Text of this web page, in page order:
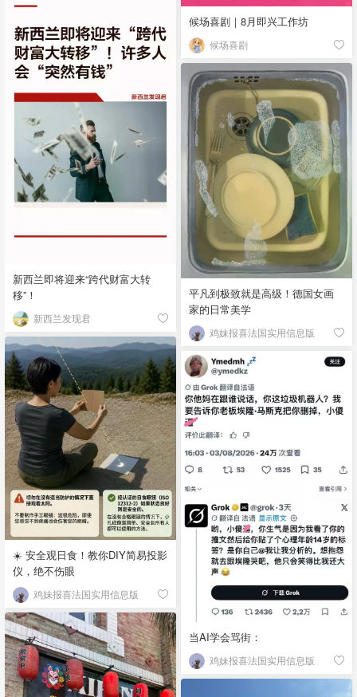
候场喜剧｜8月即兴工作坊
候场喜剧
新西兰即将迎来“跨代财富大转
移”！
新西兰发现君
平凡到极致就是高级！德国女画
家的日常美学
鸡妹报喜法国实用信息版
☀️ 安全观日食！教你DIY简易投影
仪，绝不伤眼
鸡妹报喜法国实用信息版
当AI学会骂街：
鸡妹报喜法国实用信息版